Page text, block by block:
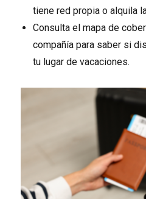
tiene red propia o alquila
Consulta el mapa de
compañía para saber si
tu lugar de vacaciones.